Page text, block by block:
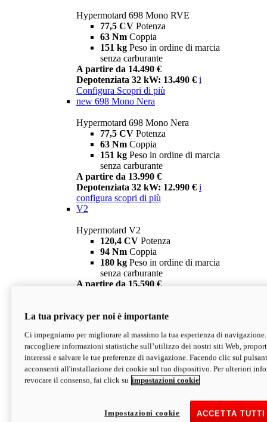
Hypermotard 698 Mono RVE
77,5 CV Potenza
63 Nm Coppia
151 kg Peso in ordine di marcia
senza carburante
A partire da 14.490 €
Depotenziata 32 kW: 13.490 € i
Configura Scopri di più
new 698 Mono Nera
Hypermotard 698 Mono Nera
77,5 CV Potenza
63 Nm Coppia
151 kg Peso in ordine di marcia
senza carburante
A partire da 13.990 €
Depotenziata 32 kW: 12.990 € i
configura scopri di più
V2
Hypermotard V2
120,4 CV Potenza
94 Nm Coppia
180 kg Peso in ordine di marcia
senza carburante
A partire da 15.590 €
V2 SP
Hypermotard V2 SP
120,4 CVPotenza
94 NmCoppia
177 kgPeso in ordine di marcia
senza carburante
Depotenziata 35 kW: 18.890 € i
configura scopri di più
La tua privacy per noi è importante
Ci impegniamo per migliorare al massimo la tua esperienza di
raccogliere informazioni statistiche sull’utilizzo dei nostri siti Web,
interessi e salvare le tue preferenze di navigazione. Facendo clic sul
acconsenti all'installazione dei cookie sul tuo dispositivo. Per ulteriori
revocare il consenso, fai click su impostazioni cookie
ACCETTA
Impostazioni cookie